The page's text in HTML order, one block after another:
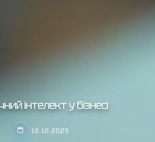
інтелект у бізнесі
12.10.2025